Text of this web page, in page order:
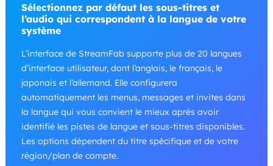
Sélectionnez par défaut les sous-titres et
l’audio qui correspondent à la langue de votre
système
L’interface de StreamFab supporte plus de 20 langues
d’interface utilisateur, dont l’anglais, le français, le
japonais et l’allemand. Elle configurera
automatiquement les menus, messages et invites dans
la langue qui vous convient le mieux après avoir
identifié les pistes de langue et sous-titres disponibles.
Les options dépendent du titre spécifique et de votre
région/plan de compte.